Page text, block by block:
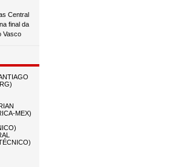
Central
final da
Vasco